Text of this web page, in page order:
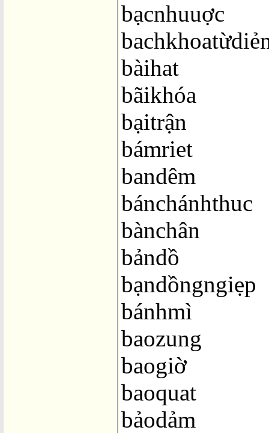
bạcnhuuợc
bàihat
bãikhóa
bạitrận
bámriet
bandêm
bánchánhthuc
bànchân
bảndồ
bạndồngngiẹp
bánhmì
baozung
baogiờ
baoquat
bảodảm